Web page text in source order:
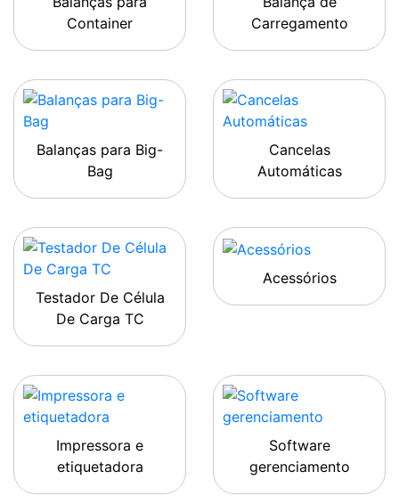
Container
Carregamento
Balanças para Big-
Bag
Cancelas
Automáticas
Testador De Célula
De Carga TC
Acessórios
Impressora e
etiquetadora
Software
gerenciamento